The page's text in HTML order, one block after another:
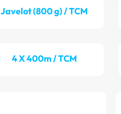
Javelot (800 g) / TCM
4 X 400m / TCM